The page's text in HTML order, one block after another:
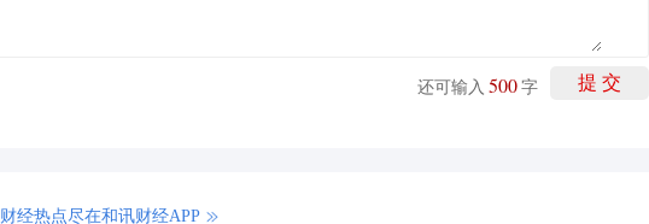
提 交
还可输入 500 字
财经热点尽在和讯财经APP